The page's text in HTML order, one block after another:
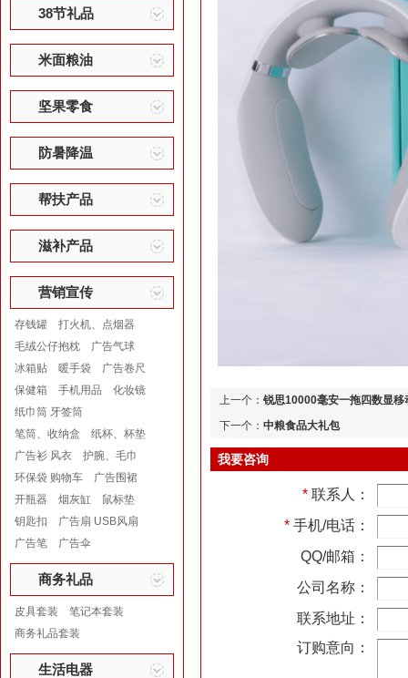
38节礼品
米面粮油
坚果零食
防暑降温
帮扶产品
滋补产品
营销宣传
存钱罐
打火机、点烟器
毛绒公仔抱枕
广告气球
冰箱贴
暖手袋
广告卷尺
保健箱
手机用品
化妆镜
纸巾筒 牙签筒
笔筒、收纳盒
纸杯、杯垫
广告衫 风衣
护腕、毛巾
环保袋 购物车
广告围裙
开瓶器
烟灰缸
鼠标垫
钥匙扣
广告扇 USB风扇
广告笔
广告伞
商务礼品
皮具套装
笔记本套装
商务礼品套装
生活电器
上一个： 锐思10000毫安一拖四数显移
下一个： 中粮食品大礼包
我要咨询
* 联系人：
* 手机/电话：
QQ/邮箱：
公司名称：
联系地址：
订购意向：